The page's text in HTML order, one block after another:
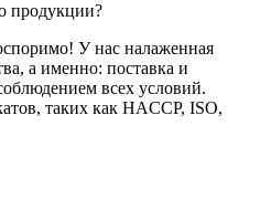
продукции?
У нас налаженная
а именно: поставка и
всех условий.
таких как HACCP, ISO,